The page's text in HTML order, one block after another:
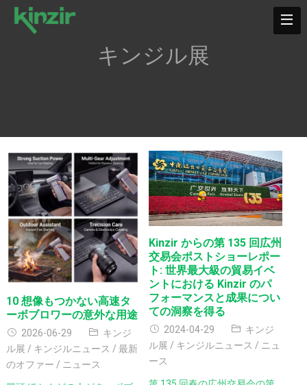
キンジル展
10 想像もつかない高速タ
ーボブロワーの意外な用途
2026-06-29
キンジ
ル展 / キンジルニュース /最新
のオファー / ニュース
Kinzir からの第 135 回広州
交易会ポストショーレポー
ト: 世界最大級の貿易イベ
ントにおける Kinzir のパ
フォーマンスと成果につい
ての洞察を得る
2024-04-29
キンジ
ル展 / キンジルニュース / ニュ
ース